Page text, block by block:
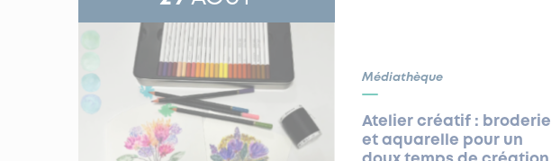
Médiathèque
Atelier créatif : broderie
et aquarelle pour un